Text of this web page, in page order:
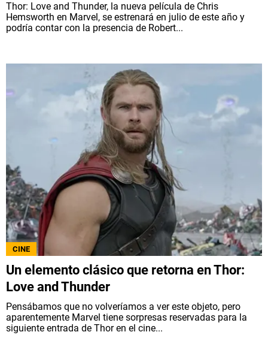
Thor: Love and Thunder, la nueva película de Chris
Hemsworth en Marvel, se estrenará en julio de este año y
podría contar con la presencia de Robert...
CINE
Un elemento clásico que retorna en Thor:
Love and Thunder
Pensábamos que no volveríamos a ver este objeto, pero
aparentemente Marvel tiene sorpresas reservadas para la
siguiente entrada de Thor en el cine...